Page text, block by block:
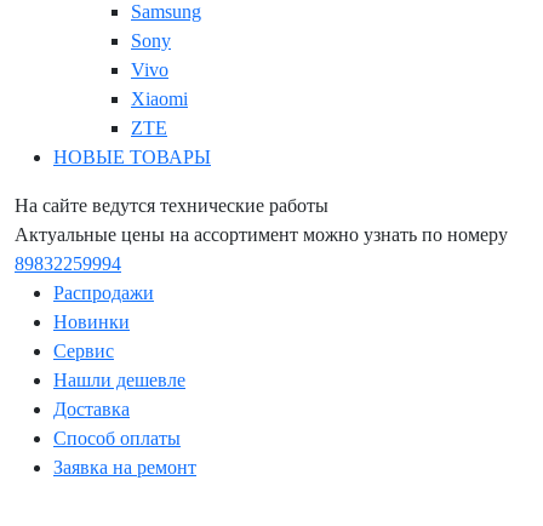
Samsung
Sony
Vivo
Xiaomi
ZTE
НОВЫЕ ТОВАРЫ
На сайте ведутся технические работы
Актуальные цены на ассортимент можно узнать по номеру
89832259994
Распродажи
Новинки
Сервис
Нашли дешевле
Доставка
Способ оплаты
Заявка на ремонт